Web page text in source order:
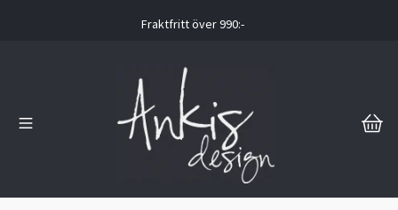
Fraktfritt över 990:-